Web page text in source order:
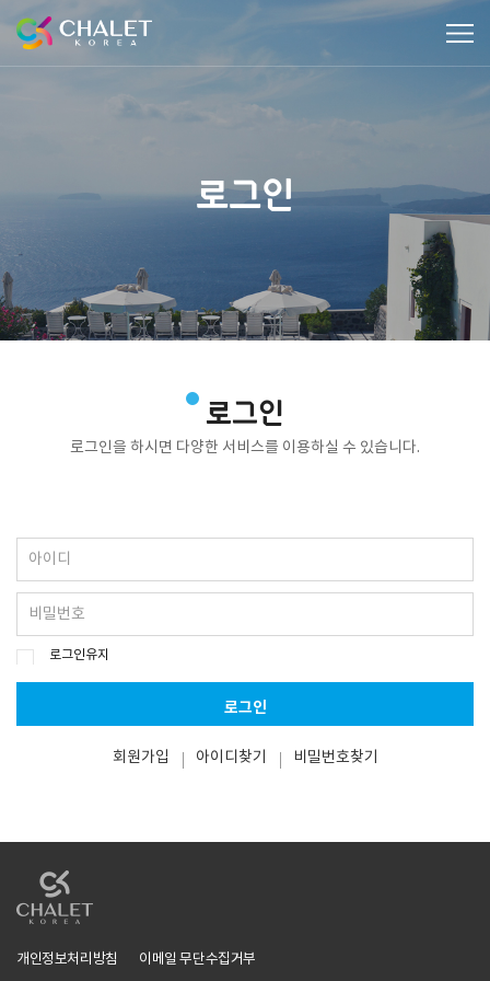
로그인
로그인
로그인을 하시면 다양한 서비스를 이용하실 수 있습니다.
로그인유지
로그인
회원가입 아이디찾기 비밀번호찾기
개인정보처리방침 이메일 무단수집거부